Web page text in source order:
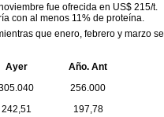
fue ofrecida en US$ 215/t.
con al menos 11% de proteína.
que enero, febrero y marzo se
Ayer
Año. Ant
256.000
242,51
197,78